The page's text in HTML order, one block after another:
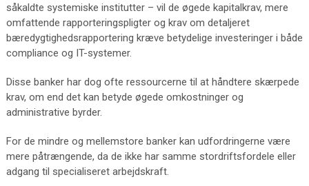
såkaldte systemiske institutter – vil de øgede kapitalkrav, mere
omfattende rapporteringspligter og krav om detaljeret
bæredygtighedsrapportering kræve betydelige investeringer i både
compliance og IT-systemer.
Disse banker har dog ofte ressourcerne til at håndtere skærpede
krav, om end det kan betyde øgede omkostninger og
administrative byrder.
For de mindre og mellemstore banker kan udfordringerne være
mere påtrængende, da de ikke har samme stordriftsfordele eller
adgang til specialiseret arbejdskraft.